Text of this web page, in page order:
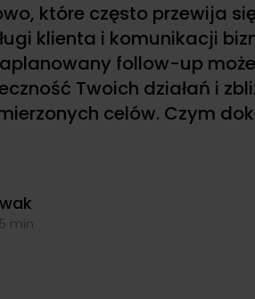
które często przewija
klienta i komunikacji
follow-up
Twoich działań i
celów. Czym
5 min